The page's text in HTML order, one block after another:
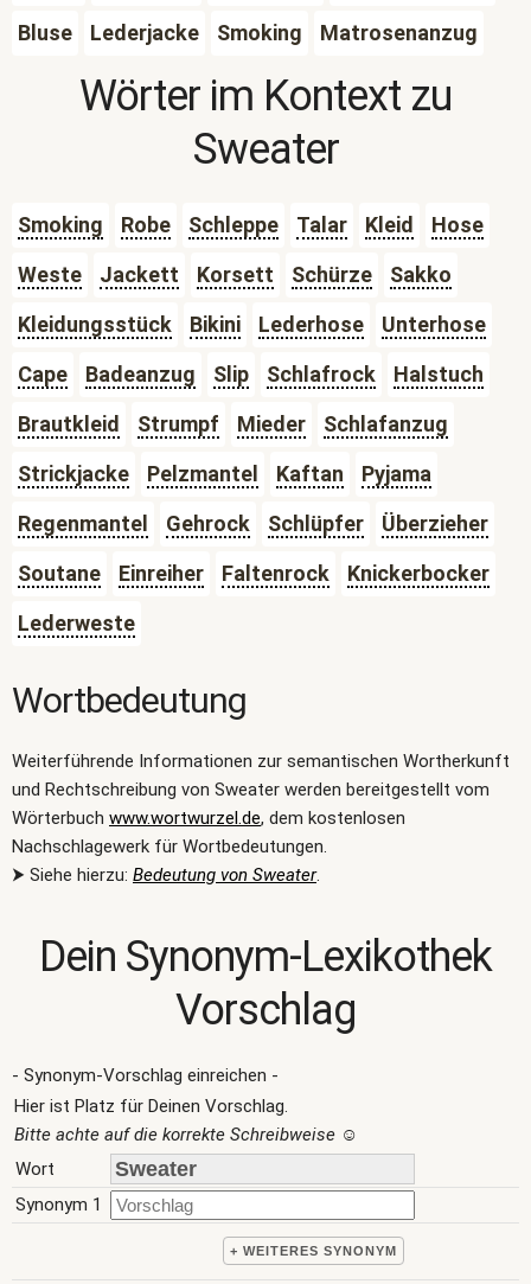
Bluse Lederjacke Smoking Matrosenanzug
Wörter im Kontext zu
Sweater
Smoking Robe Schleppe Talar Kleid
Hose
Weste
Jackett Korsett Schürze
Sakko
Kleidungsstück
Bikini Lederhose
Unterhose
Cape
Badeanzug Slip Schlafrock
Halstuch
Brautkleid
Strumpf Mieder
Schlafanzug
Strickjacke
Pelzmantel Kaftan
Pyjama
Regenmantel
Gehrock Schlüpfer
Überzieher
Soutane
Einreiher Faltenrock
Knickerbocker
Lederweste
Wortbedeutung
Weiterführende Informationen zur semantischen Wortherkunft
und Rechtschreibung von Sweater werden bereitgestellt vom
Wörterbuch www.wortwurzel.de, dem kostenlosen
Nachschlagewerk für Wortbedeutungen.
⮞ Siehe hierzu: Bedeutung von Sweater.
Dein Synonym-Lexikothek
Vorschlag
- Synonym-Vorschlag einreichen -
Hier ist Platz für Deinen Vorschlag.
Bitte achte auf die korrekte Schreibweise ☺
Wort
Synonym 1
+ WEITERES SYNONYM